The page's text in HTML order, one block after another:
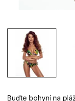
Buďte bohyní na